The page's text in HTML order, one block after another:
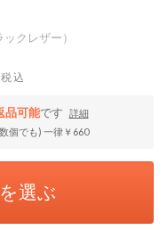
クレザー）
税込
品可能です
詳細
個でも) 一律￥660
選ぶ